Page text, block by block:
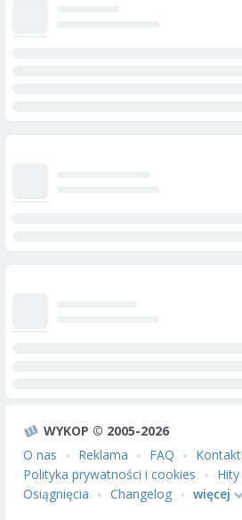
WYKOP © 2005-2026
O nas
Reklama FAQ Kontakt
Polityka prywatności i cookies
Hity
Osiągnięcia
Changelog
więcej